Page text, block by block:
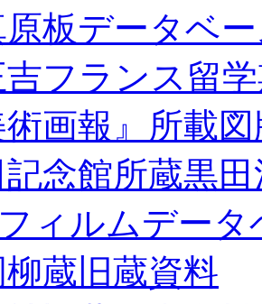
板データベ
フランス留
術画報』所載
念館所蔵黒
ィルムデータ
蔵旧蔵資料